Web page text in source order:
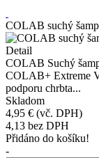
COLAB suchý
Detail
COLAB Suchý
COLAB+ Extreme
podporu chrbta...
Skladom
4,95 € (vč. DPH)
4,13 bez DPH
Přidáno do košíku!
-